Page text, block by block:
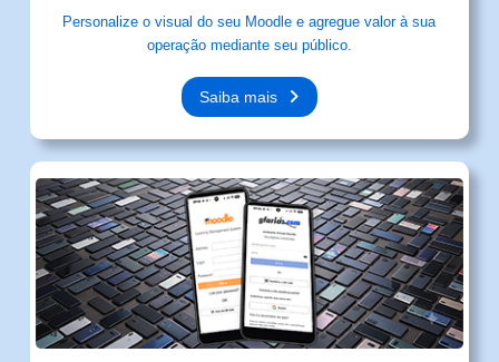
Personalize o visual do seu Moodle e agregue valor à sua
operação mediante seu público.
Saiba mais